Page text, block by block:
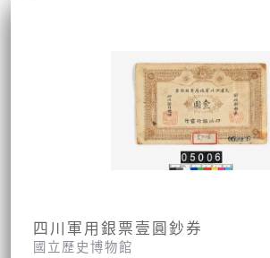
四川軍用銀票壹圓鈔券
國立歷史博物館